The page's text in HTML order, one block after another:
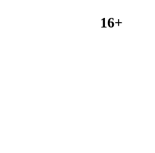
16+